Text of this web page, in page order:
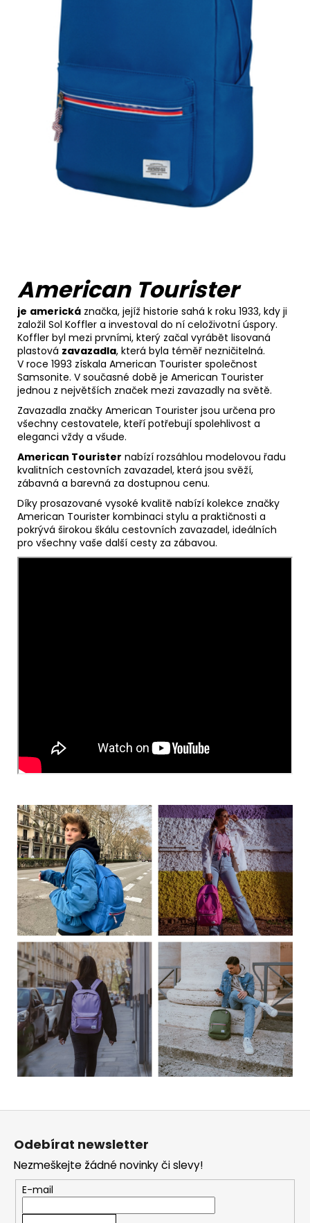
American Tourister
je americká značka, jejíž historie sahá k roku 1933, kdy ji
založil Sol Koffler a investoval do ní celoživotní úspory.
Koffler byl mezi prvními, který začal vyrábět lisovaná
plastová zavazadla, která byla téměř nezničitelná.
V roce 1993 získala American Tourister společnost
Samsonite. V současné době je American Tourister
jednou z největších značek mezi zavazadly na světě.
Zavazadla značky American Tourister jsou určena pro
všechny cestovatele, kteří potřebují spolehlivost a
eleganci vždy a všude.
American Tourister nabízí rozsáhlou modelovou řadu
kvalitních cestovních zavazadel, která jsou svěží,
zábavná a barevná za dostupnou cenu.
Díky prosazované vysoké kvalitě nabízí kolekce značky
American Tourister kombinaci stylu a praktičnosti a
pokrývá širokou škálu cestovních zavazadel, ideálních
pro všechny vaše další cesty za zábavou.
Odebírat newsletter
Nezmeškejte žádné novinky či slevy!
E-mail